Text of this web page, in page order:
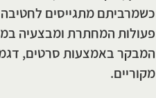
כשמרביתם מתגייסים לחטיבה 8, חטיבת השריון הראשונה בצה"ל.
פעולות המחתרת ומבצעיה
המבקר באמצעות סרטים,
מקוריים.